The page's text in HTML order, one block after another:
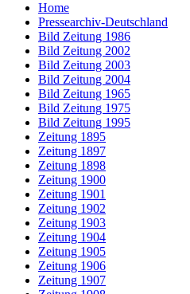
Home
Pressearchiv-Deutschland
Bild Zeitung 1986
Bild Zeitung 2002
Bild Zeitung 2003
Bild Zeitung 2004
Bild Zeitung 1965
Bild Zeitung 1975
Bild Zeitung 1995
Zeitung 1895
Zeitung 1897
Zeitung 1898
Zeitung 1900
Zeitung 1901
Zeitung 1902
Zeitung 1903
Zeitung 1904
Zeitung 1905
Zeitung 1906
Zeitung 1907